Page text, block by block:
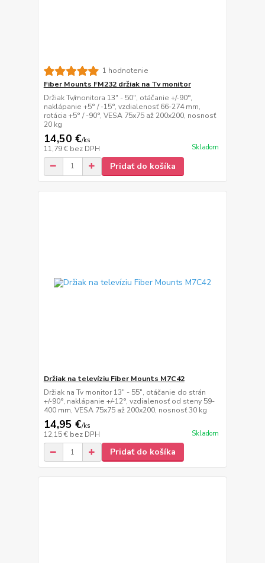
1 hodnotenie
Fiber Mounts FM232 držiak na Tv monitor
Držiak Tv/monitora 13" - 50", otáčanie +/-90°,
naklápanie +5° / -15°, vzdialenosť 66-274 mm,
rotácia +5° / -90°, VESA 75x75 až 200x200, nosnosť
20 kg
14,50 €/ks
11,79 € bez DPH Skladom
Pridať do košíka
Držiak na televíziu Fiber Mounts M7C42
Držiak na Tv monitor 13" - 55", otáčanie do strán
+/-90°, naklápanie +/-12°, vzdialenosť od steny 59-
400 mm, VESA 75x75 až 200x200, nosnosť 30 kg
14,95 €/ks
12,15 € bez DPH Skladom
Pridať do košíka